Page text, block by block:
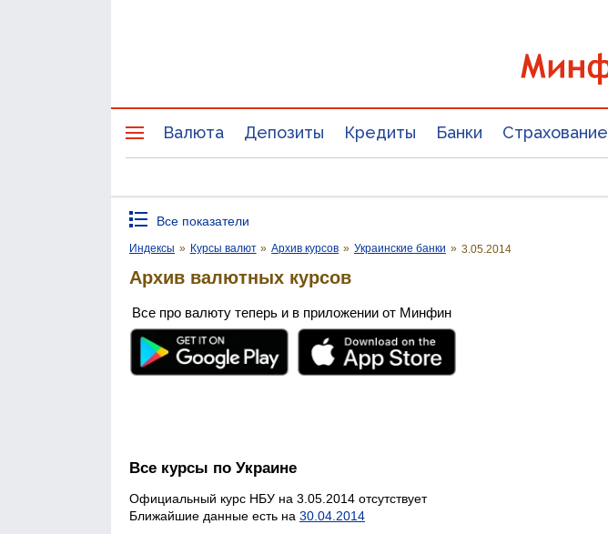
Валюта Депозиты Кредиты Банки Страхование
Все показатели
Индексы » Курсы валют » Архив курсов » Украинские банки » 3.05.2014
Архив валютных курсов
Все про валюту теперь и в приложении от Минфин
Все курсы по Украине
Официальный курс НБУ на 3.05.2014 отсутствует
Ближайшие данные есть на 30.04.2014